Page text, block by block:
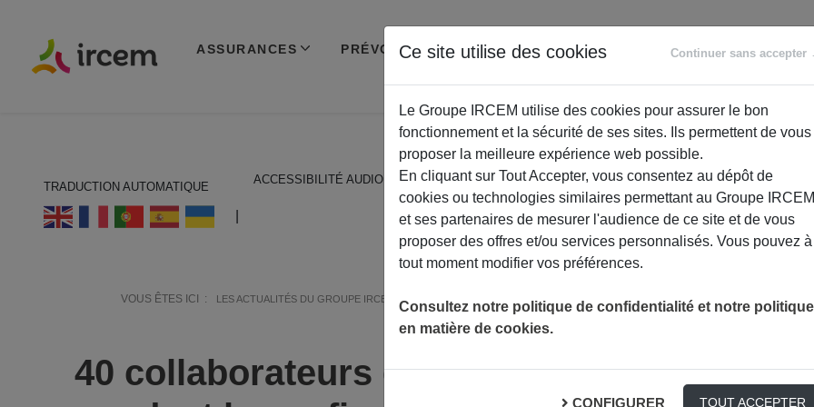
ASSURANCES PRÉVOYANCE RETRAITE
ACCOMPAGNEMENT
TRADUCTION AUTOMATIQUE
ACCESSIBILITÉ AUDIO
VOUS ÊTES ICI : LES ACTUALITÉS DU GROUPE IRCEM ACTUALITÉ 40 COLLABORATEURS EN SOUTIEN AUPRÈS DE NOS
40 collaborateurs en soutien auprès de
Ce site utilise des cookies Continuer sans accepter
Le Groupe IRCEM utilise des cookies pour assurer le bon
fonctionnement et la sécurité de ses sites. Ils permettent de vous
proposer la meilleure expérience web possible.
En cliquant sur Tout Accepter, vous consentez au dépôt de
cookies ou technologies similaires permettant au Groupe IRCEM
et ses partenaires de mesurer l'audience de ce site et de vous
proposer des offres et/ou services personnalisés. Vous pouvez à
tout moment modifier vos préférences.
Consultez notre politique de confidentialité et notre politique
en matière de cookies.
CONFIGURER TOUT ACCEPTER